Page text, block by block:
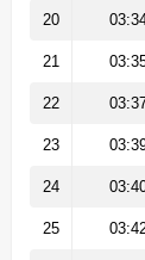
20
21
22
23
24
25